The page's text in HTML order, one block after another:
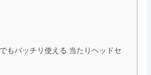
もバッチリ使える 当たりヘッドセ